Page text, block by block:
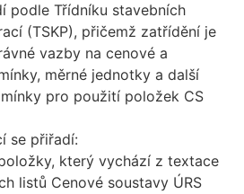
podle Třídníku stavebních
(TSKP), přičemž zatřídění je
vazby na cenové a
měrné jednotky a další
pro použití položek CS
se přiřadí:
který vychází z textace
listů Cenové soustavy ÚRS